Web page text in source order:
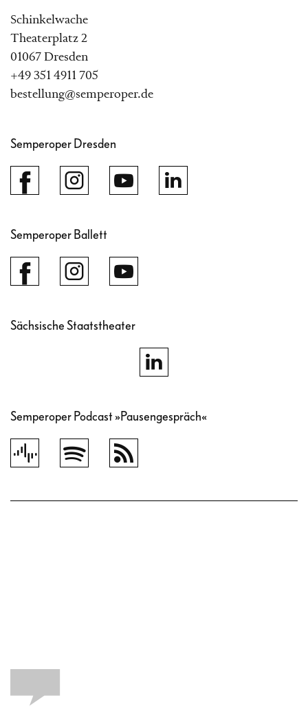
Schinkelwache
Theaterplatz 2
01067 Dresden
+49 351 4911 705
bestellung@semperoper.de
Semperoper Dresden
Semperoper Ballett
Sächsische Staatstheater
Semperoper Podcast »Pausengespräch«